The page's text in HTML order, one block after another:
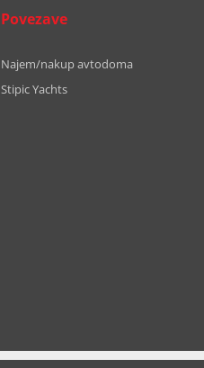
Povezave
Najem/nakup avtodoma
Stipic Yachts